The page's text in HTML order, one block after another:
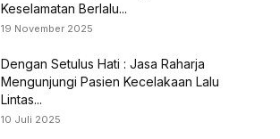
Keselamatan Berlalu...
19 November 2025
Dengan Setulus Hati : Jasa Raharja
Mengunjungi Pasien Kecelakaan Lalu
Lintas...
10 Juli 2025